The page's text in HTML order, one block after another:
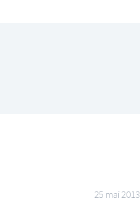
25 mai 2013